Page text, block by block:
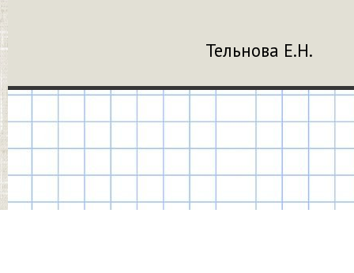
Тельнова Е.Н.